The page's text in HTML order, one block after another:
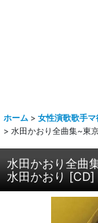
ホーム > 女性演歌歌手マ
> 水田かおり全曲集~東
水田かおり全曲
水田かおり [CD]